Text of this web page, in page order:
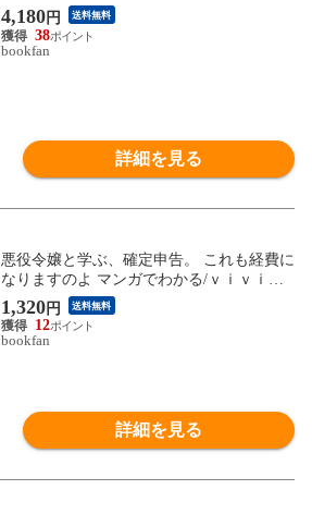
4,180円 送料無料
38
bookfan
詳細を見る
悪役令嬢と学ぶ、確定申告。 これも経費に
なりますのよ マンガでわかる/ｖｉｖｉＯ
Ｎ/大鶴肥満/長妻広樹
1,320円 送料無料
12
bookfan
詳細を見る